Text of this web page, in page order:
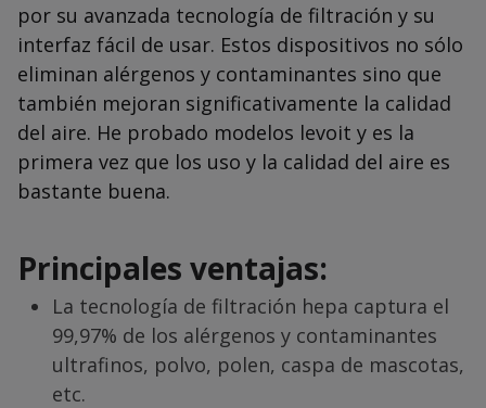
por su avanzada tecnología de filtración y su
interfaz fácil de usar. Estos dispositivos no sólo
eliminan alérgenos y contaminantes sino que
también mejoran significativamente la calidad
del aire. He probado modelos levoit y es la
primera vez que los uso y la calidad del aire es
bastante buena.
Principales ventajas:
La tecnología de filtración hepa captura el
99,97% de los alérgenos y contaminantes
ultrafinos, polvo, polen, caspa de mascotas,
etc.